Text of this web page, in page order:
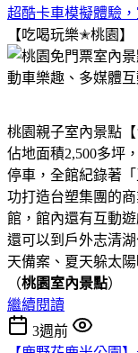
超酷卡車模擬體驗
【吃喝玩樂✭桃園】
桃園親子室內景點【
佔地面積2,500多坪
停車，全館紀錄著
功打造台塑集團的
館，館內還有互動
還可以到戶外志清
天備案、夏天躲太
（桃園室內景點）
繼續閱讀
3週前